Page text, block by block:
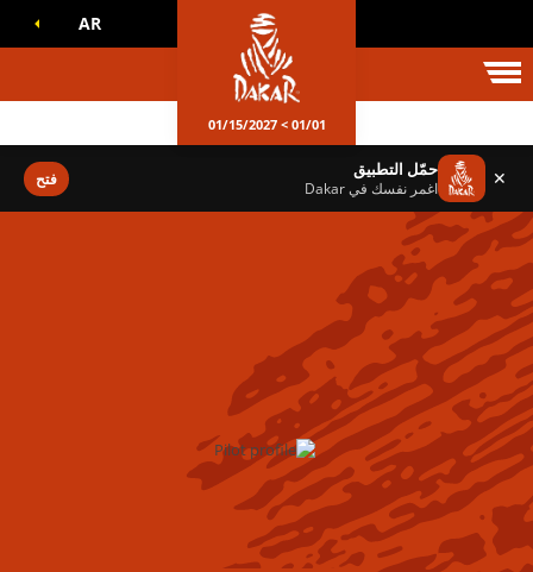
داكار AR
01/01 > 01/15/2027
✕ حمّل التطبيق
اغمر نفسك في Dakar فتح